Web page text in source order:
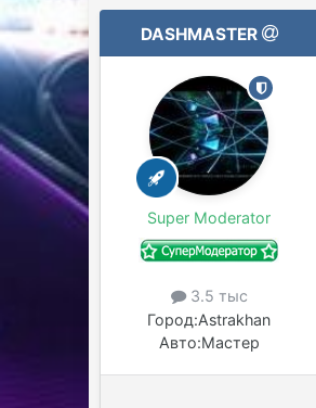
DASHMASTER
Super Moderator
3.5 тыс
Город:Astrakhan
Авто:Мастер